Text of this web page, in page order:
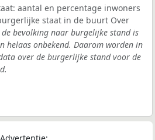
aantal en percentage inwoners
staat in de buurt Over
bevolking naar burgelijke stand is
helaas onbekend. Daarom worden in
over de burgerlijke stand voor de
Advertentie: